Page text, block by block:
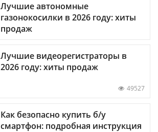
Лучшие автономные
газонокосилки в 2026 году: хиты
продаж
Лучшие видеорегистраторы в
2026 году: хиты продаж
49527
Как безопасно купить б/у
смартфон: подробная инструкция